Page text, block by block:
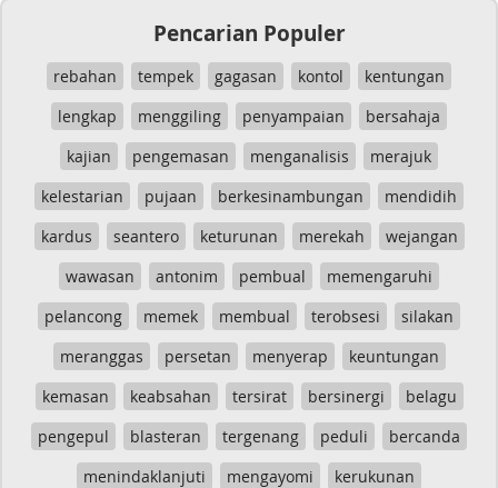
Pencarian Populer
rebahan tempek gagasan kontol
kentungan
lengkap
menggiling penyampaian
bersahaja
kajian
pengemasan menganalisis
merajuk
kelestarian
pujaan berkesinambungan
mendidih
kardus
seantero keturunan merekah
wejangan
wawasan
antonim pembual
memengaruhi
pelancong
memek membual terobsesi
silakan
meranggas
persetan menyerap
keuntungan
kemasan
keabsahan tersirat bersinergi
belagu
pengepul
blasteran tergenang peduli
bercanda
menindaklanjuti
mengayomi
kerukunan